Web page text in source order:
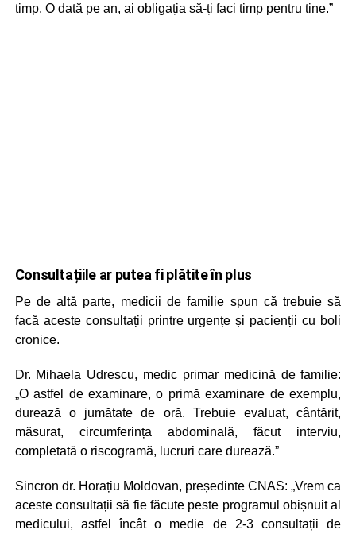
timp. O dată pe an, ai obligația să-ți faci timp pentru tine.”
Consultațiile ar putea fi plătite în plus
Pe de altă parte, medicii de familie spun că trebuie să
facă aceste consultații printre urgențe și pacienții cu boli
cronice.
Dr. Mihaela Udrescu, medic primar medicină de familie:
„O astfel de examinare, o primă examinare de exemplu,
durează o jumătate de oră. Trebuie evaluat, cântărit,
măsurat, circumferința abdominală, făcut interviu,
completată o riscogramă, lucruri care durează.”
Sincron dr. Horațiu Moldovan, președinte CNAS: „Vrem ca
aceste consultații să fie făcute peste programul obișnuit al
medicului, astfel încât o medie de 2-3 consultații de